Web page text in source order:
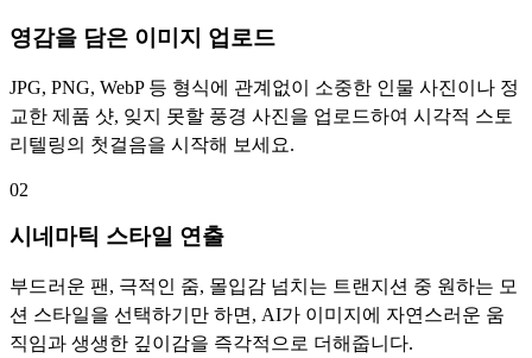
영감을 담은 이미지 업로드
JPG, PNG, WebP 등 형식에 관계없이 소중한 인물 사진이나 정
교한 제품 샷, 잊지 못할 풍경 사진을 업로드하여 시각적 스토
리텔링의 첫걸음을 시작해 보세요.
02
시네마틱 스타일 연출
부드러운 팬, 극적인 줌, 몰입감 넘치는 트랜지션 중 원하는 모
션 스타일을 선택하기만 하면, AI가 이미지에 자연스러운 움
직임과 생생한 깊이감을 즉각적으로 더해줍니다.